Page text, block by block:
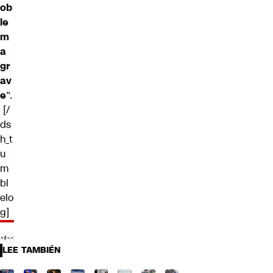
ob
le
m
a
gr
av
e“.
[/
ds
h_t
u
m
bl
elo
g]
LEE TAMBIÉN